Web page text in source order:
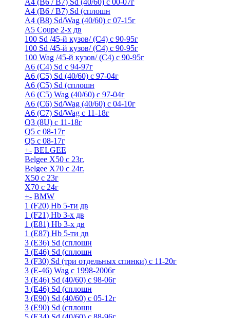
A4 (B6 / B7) Sd (40/60) с 00-07г
A4 (B6 / B7) Sd (сплошн
A4 (B8) Sd/Wag (40/60) с 07-15г
А5 Coupe 2-х дв
100 Sd /45-й кузов/ (С4) с 90-95г
100 Sd /45-й кузов/ (С4) с 90-95г
100 Wag /45-й кузов/ (С4) с 90-95г
А6 (С4) Sd с 94-97г
A6 (С5) Sd (40/60) с 97-04г
A6 (С5) Sd (сплошн
A6 (С5) Wag (40/60) с 97-04г
A6 (С6) Sd/Wag (40/60) c 04-10г
А6 (C7) Sd/Wag с 11-18г
Q3 (8U) с 11-18г
Q5 с 08-17г
Q5 с 08-17г
+- BELGEE
Belgee X50 с 23г.
Belgee X70 с 24г.
X50 с 23г
X70 с 24г
+- BMW
1 (F20) Hb 5-ти дв
1 (F21) Hb 3-х дв
1 (Е81) Hb 3-х дв
1 (Е87) Hb 5-ти дв
3 (E36) Sd (сплошн
3 (E46) Sd (сплошн
3 (F30) Sd (три отдельных спинки) с 11-20г
3 (Е-46) Wag с 1998-2006г
3 (Е46) Sd (40/60) с 98-06г
3 (Е46) Sd (сплошн
3 (Е90) Sd (40/60) с 05-12г
3 (Е90) Sd (сплошн